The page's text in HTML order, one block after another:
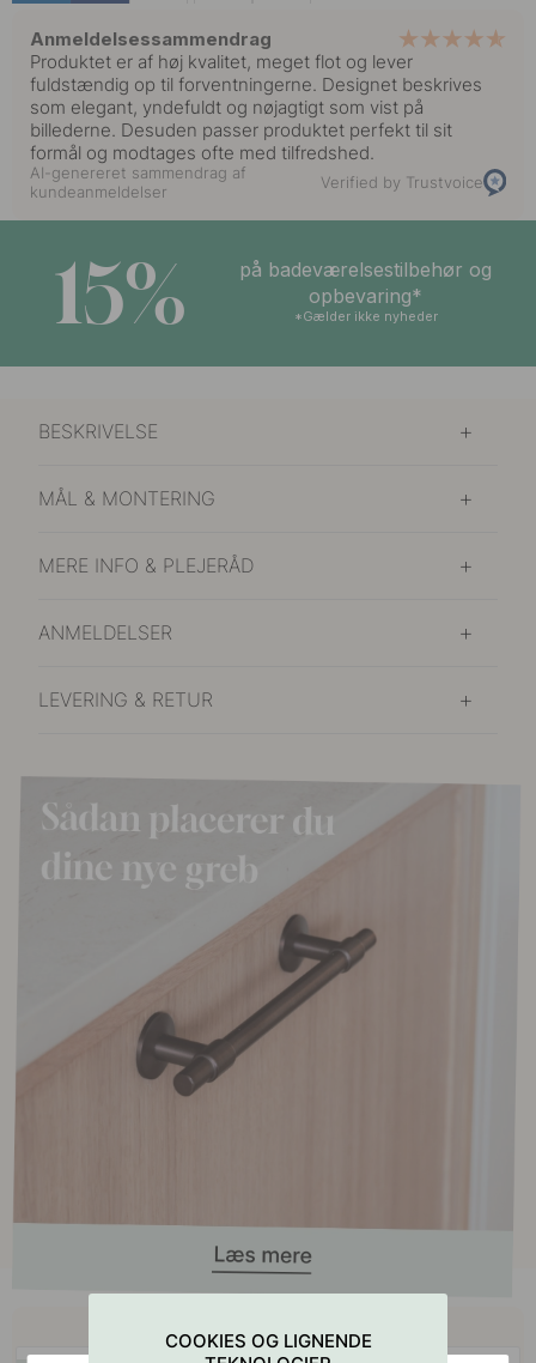
Anmeldelsessammendrag
Produktet er af høj kvalitet, meget flot og lever
fuldstændig op til forventningerne. Designet beskrives
som elegant, yndefuldt og nøjagtigt som vist på
billederne. Desuden passer produktet perfekt til sit
formål og modtages ofte med tilfredshed.
AI-genereret sammendrag af
kundeanmeldelser
Verified by Trustvoice
15%
på badeværelsestilbehør og
opbevaring*
*Gælder ikke nyheder
BESKRIVELSE
MÅL & MONTERING
MERE INFO & PLEJERÅD
ANMELDELSER
LEVERING & RETUR
COOKIES OG LIGNENDE